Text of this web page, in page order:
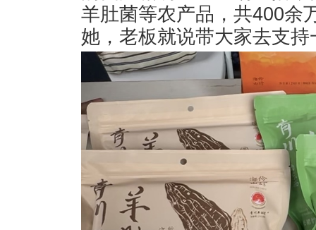
羊肚菌等农产品，共400余
她，老板就说带大家去支持